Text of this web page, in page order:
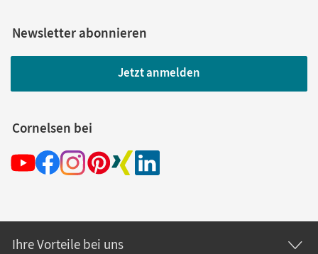
Newsletter abonnieren
Jetzt anmelden
Cornelsen bei
Ihre Vorteile bei uns